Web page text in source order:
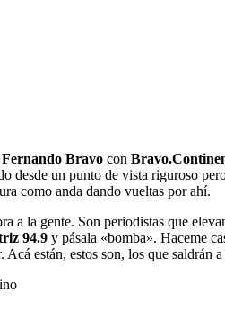
Fernando Bravo con
desde un punto de vista riguroso
como anda dando vueltas por ahí.
a la gente. Son periodistas que
94.9 y pásala «bomba». Haceme
están, estos son, los que saldrán